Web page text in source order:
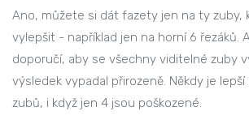
Ano, můžete si dát fazety jen na ty
vylepšit - například jen na horní 6 řezáků.
doporučí, aby se všechny viditelné zuby
výsledek vypadal přirozeně. Někdy je
zubů, i když jen 4 jsou poškozené.